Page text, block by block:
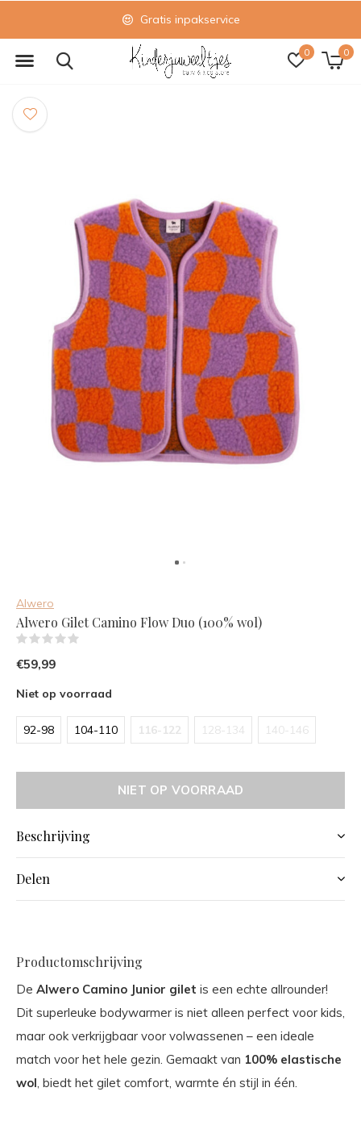
0 0
Gratis inpakservice
Alwero
Alwero Gilet Camino Flow Duo (100% wol)
€59,99
Niet op voorraad
92-98 104-110 116-122 128-134 140-146
NIET OP VOORRAAD
Beschrijving
Delen
Productomschrijving
De Alwero Camino Junior gilet is een echte allrounder!
Dit superleuke bodywarmer is niet alleen perfect voor kids,
maar ook verkrijgbaar voor volwassenen – een ideale
match voor het hele gezin. Gemaakt van 100% elastische
wol, biedt het gilet comfort, warmte én stijl in één.